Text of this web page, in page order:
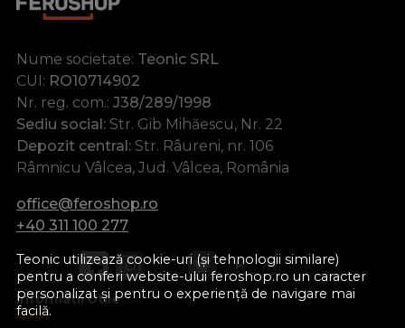
Teonic utilizează cookie-uri (și tehnologii similare)
pentru a conferi website-ului feroshop.ro un caracter
personalizat și pentru o experiență de navigare mai
facilă.
Nume societate: Teonic SRL
CUI: RO10714902
Nr. reg. com.: J38/289/1998
Sediu social: Str. Gib Mihăescu, Nr. 22
Depozit central: Str. Râureni, nr. 106
Râmnicu Vâlcea, Jud. Vâlcea, România
office@feroshop.ro
+40 311 100 277
Informatii Utile